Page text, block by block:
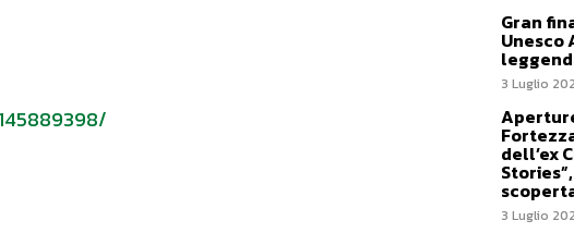
Gran
Unesco
3 Luglio
dell’ex
3 Luglio